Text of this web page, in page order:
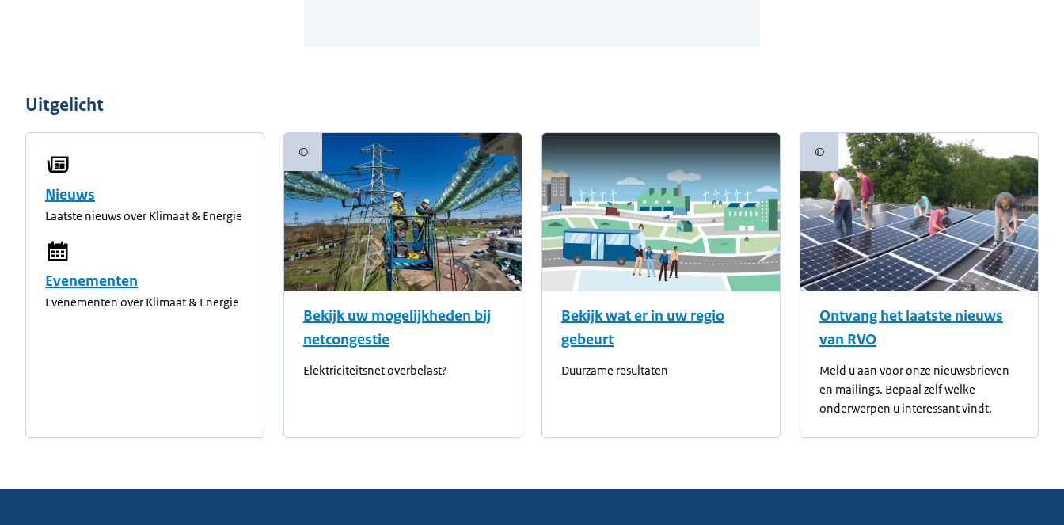
Uitgelicht
Nieuws
Laatste nieuws over Klimaat & Energie
Evenementen
Evenementen over Klimaat & Energie
©Copyrightinformatie
Bekijk uw mogelijkheden bij
netcongestie
Elektriciteitsnet overbelast?
Bekijk wat er in uw regio
gebeurt
Duurzame resultaten
©Copyrightinformatie
Ontvang het laatste nieuws
van RVO
Meld u aan voor onze nieuwsbrieven
en mailings. Bepaal zelf welke
onderwerpen u interessant vindt.